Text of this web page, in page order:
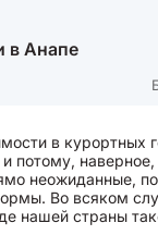
в Анапе
в курортных
потому, наверное,
неожиданные,
Во всяком
нашей страны